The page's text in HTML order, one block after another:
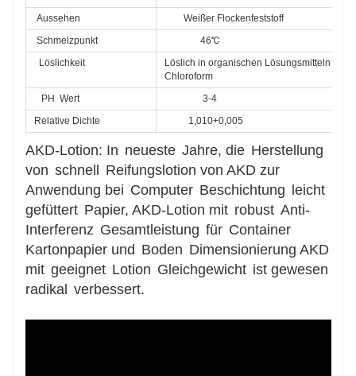
Aussehen
Weißer Flockenfeststoff
Schmelzpunkt
46℃
Löslichkeit
Löslich in organischen Lösungsmitteln wie
Chloroform
PH Wert
3-4
Relative Dichte
1,010+0,005
AKD-Lotion: In neueste Jahre, die Herstellung
von schnell Reifungslotion von AKD zur
Anwendung bei Computer Beschichtung leicht
gefüttert Papier, AKD-Lotion mit robust Anti-
Interferenz Gesamtleistung für Container
Kartonpapier und Boden Dimensionierung AKD
mit geeignet Lotion Gleichgewicht ist gewesen
radikal verbessert.